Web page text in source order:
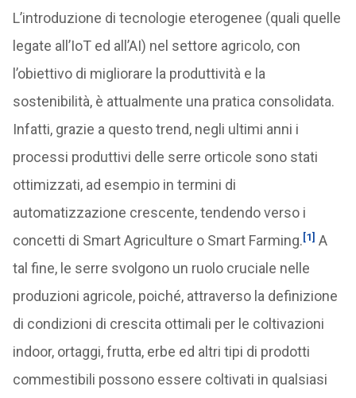
L’introduzione di tecnologie eterogenee (quali quelle
legate all’IoT ed all’AI) nel settore agricolo, con
l’obiettivo di migliorare la produttività e la
sostenibilità, è attualmente una pratica consolidata.
Infatti, grazie a questo trend, negli ultimi anni i
processi produttivi delle serre orticole sono stati
ottimizzati, ad esempio in termini di
automatizzazione crescente, tendendo verso i
concetti di Smart Agriculture o Smart Farming.[1] A
tal fine, le serre svolgono un ruolo cruciale nelle
produzioni agricole, poiché, attraverso la definizione
di condizioni di crescita ottimali per le coltivazioni
indoor, ortaggi, frutta, erbe ed altri tipi di prodotti
commestibili possono essere coltivati ​​in qualsiasi